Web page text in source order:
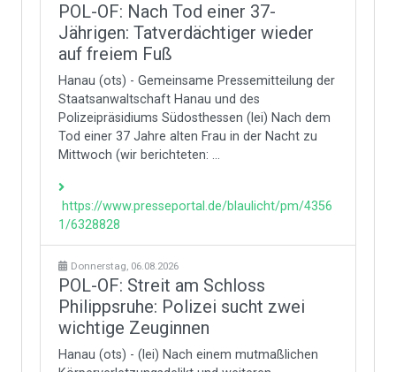
POL-OF: Nach Tod einer 37-
Jährigen: Tatverdächtiger wieder
auf freiem Fuß
Hanau (ots) - Gemeinsame Pressemitteilung der
Staatsanwaltschaft Hanau und des
Polizeipräsidiums Südosthessen (lei) Nach dem
Tod einer 37 Jahre alten Frau in der Nacht zu
Mittwoch (wir berichteten: ...
https://www.presseportal.de/blaulicht/pm/4356
1/6328828
Donnerstag, 06.08.2026
POL-OF: Streit am Schloss
Philippsruhe: Polizei sucht zwei
wichtige Zeuginnen
Hanau (ots) - (lei) Nach einem mutmaßlichen